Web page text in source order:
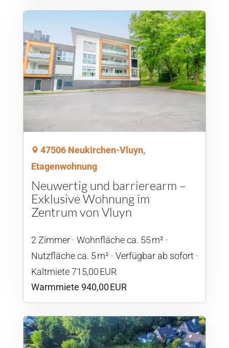
47506 Neukirchen-Vluyn,
Etagenwohnung
Neuwertig und barrierearm –
Exklusive Wohnung im
Zentrum von Vluyn
2 Zimmer
Wohnfläche ca. 55 m²
Nutzfläche ca. 5 m²
Verfügbar ab sofort
Kaltmiete 715,00 EUR
Warmmiete 940,00 EUR